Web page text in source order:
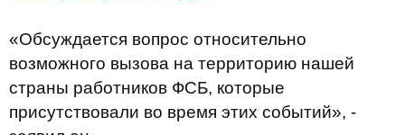
«Обсуждается вопрос относительно
возможного вызова на территорию нашей
страны работников ФСБ, которые
присутствовали во время этих событий», -